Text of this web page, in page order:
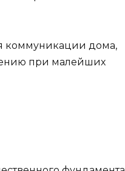
коммуникации дома,
при малейших